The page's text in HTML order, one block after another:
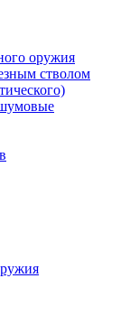
оружия
стволом